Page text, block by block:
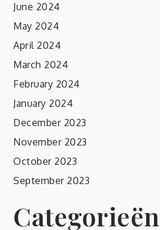
June 2024
May 2024
April 2024
March 2024
February 2024
January 2024
December 2023
November 2023
October 2023
September 2023
Categorieën